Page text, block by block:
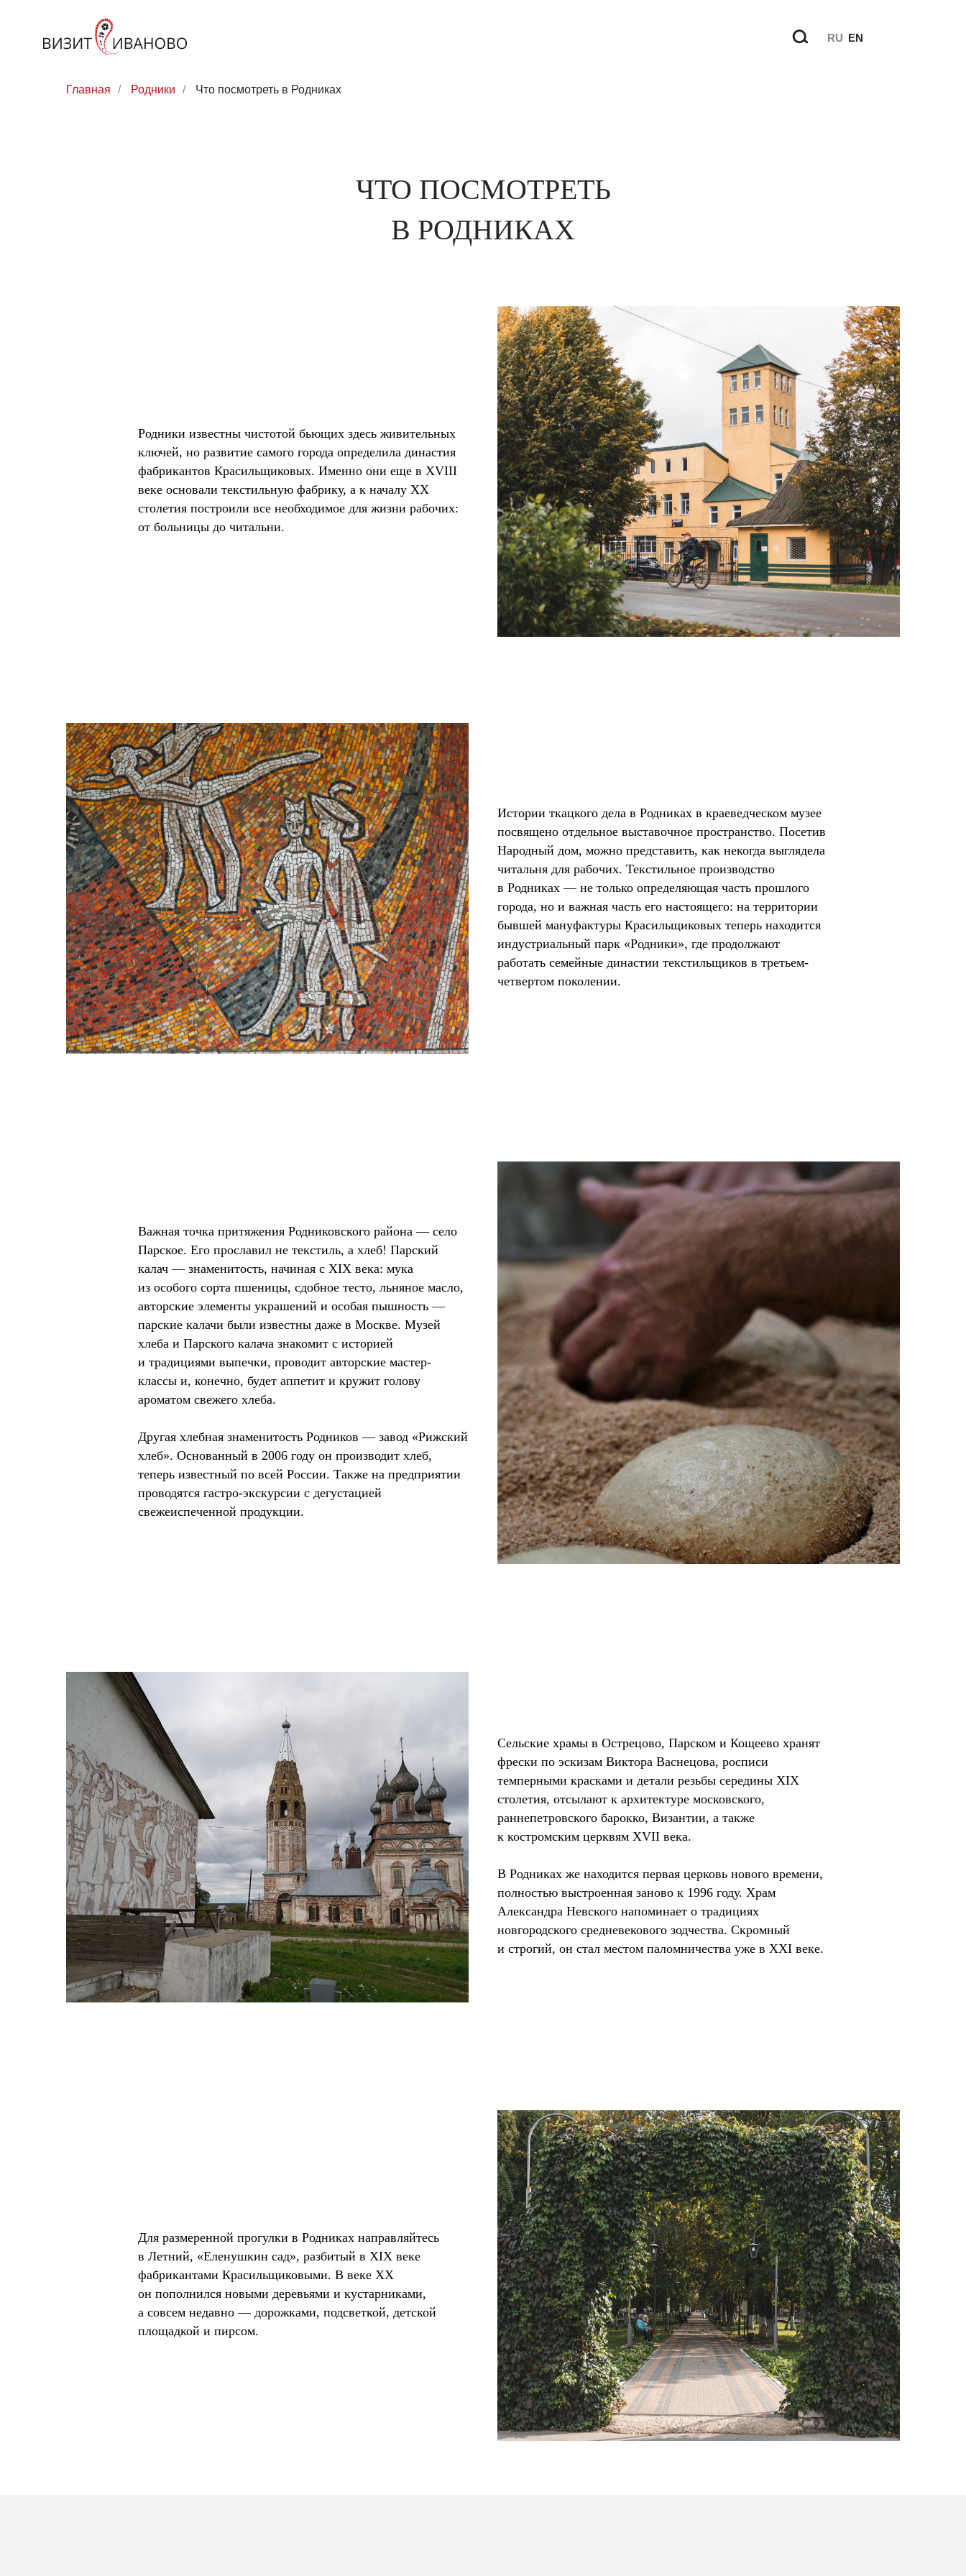
EN
RU
Главная / Родники / Что посмотреть в Родниках
ЧТО ПОСМОТРЕТЬ
В РОДНИКАХ
Родники известны чистотой бьющих здесь живительных
ключей, но развитие самого города определила династия
фабрикантов Красильщиковых. Именно они еще в XVIII
веке основали текстильную фабрику, а к началу XX
столетия построили все необходимое для жизни рабочих:
от больницы до читальни.
Истории ткацкого дела в Родниках в краеведческом музее
посвящено отдельное выставочное пространство. Посетив
Народный дом, можно представить, как некогда выглядела
читальня для рабочих. Текстильное производство
в Родниках — не только определяющая часть прошлого
города, но и важная часть его настоящего: на территории
бывшей мануфактуры Красильщиковых теперь находится
индустриальный парк «Родники», где продолжают
работать семейные династии текстильщиков в третьем-
четвертом поколении.
Важная точка притяжения Родниковского района — село
Парское. Его прославил не текстиль, а хлеб! Парский
калач — знаменитость, начиная с XIX века: мука
из особого сорта пшеницы, сдобное тесто, льняное масло,
авторские элементы украшений и особая пышность —
парские калачи были известны даже в Москве. Музей
хлеба и Парского калача знакомит с историей
и традициями выпечки, проводит авторские мастер-
классы и, конечно, будет аппетит и кружит голову
ароматом свежего хлеба.
Другая хлебная знаменитость Родников — завод «Рижский
хлеб». Основанный в 2006 году он производит хлеб,
теперь известный по всей России. Также на предприятии
проводятся гастро-экскурсии с дегустацией
свежеиспеченной продукции.
Сельские храмы в Острецово, Парском и Кощеево хранят
фрески по эскизам Виктора Васнецова, росписи
темперными красками и детали резьбы середины XIX
столетия, отсылают к архитектуре московского,
раннепетровского барокко, Византии, а также
к костромским церквям XVII века.
В Родниках же находится первая церковь нового времени,
полностью выстроенная заново к 1996 году. Храм
Александра Невского напоминает о традициях
новгородского средневекового зодчества. Скромный
и строгий, он стал местом паломничества уже в XXI веке.
Для размеренной прогулки в Родниках направляйтесь
в Летний, «Еленушкин сад», разбитый в XIX веке
фабрикантами Красильщиковыми. В веке XX
он пополнился новыми деревьями и кустарниками,
а совсем недавно — дорожками, подсветкой, детской
площадкой и пирсом.